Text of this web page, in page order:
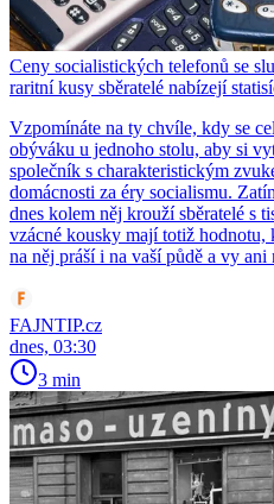
Ceny socialistických telefonů se
raritní kusy sběratelé nabízejí
Vzpomínáte na ty chvíle, kdy se
obýváku u jednoho stolu, aby si
společník s charakteristickým
domácnosti za éry socialismu.
dnes kolem něj krouží sběratelé s
vzácné kousky mají totiž hodnotu,
na něj práší i na vaší půdě a vy
FAJNTIP.cz
dnes, 03:30
3 min